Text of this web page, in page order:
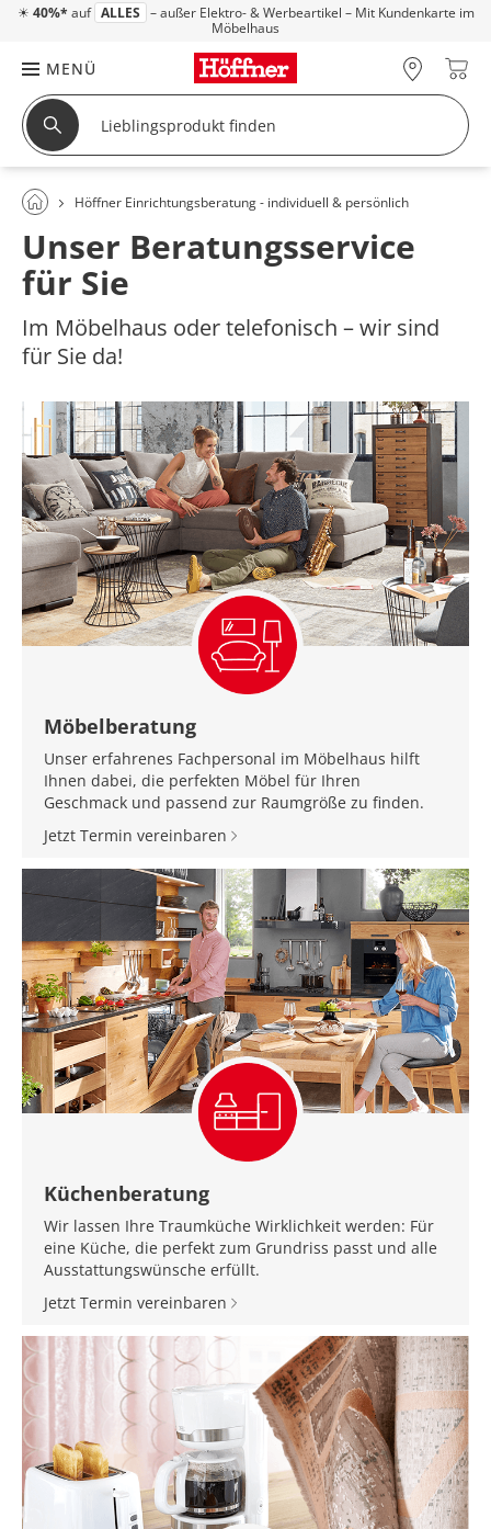
☀ 40%* auf ALLES – außer Elektro- & Werbeartikel – Mit Kundenkarte im
Möbelhaus
MENÜ
Höffner Einrichtungsberatung - individuell & persönlich
Unser Beratungsservice
für Sie
Im Möbelhaus oder telefonisch – wir sind
für Sie da!
Möbelberatung
Unser erfahrenes Fachpersonal im Möbelhaus hilft
Ihnen dabei, die perfekten Möbel für Ihren
Geschmack und passend zur Raumgröße zu finden.
Jetzt Termin vereinbaren
Küchenberatung
Wir lassen Ihre Traumküche Wirklichkeit werden: Für
eine Küche, die perfekt zum Grundriss passt und alle
Ausstattungswünsche erfüllt.
Jetzt Termin vereinbaren